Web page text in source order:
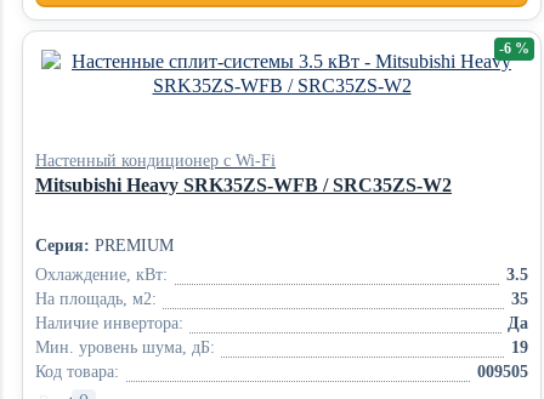
Настенный кондиционер с Wi-Fi
Mitsubishi Heavy SRK35ZS-WFB / SRC35ZS-W2
Серия: PREMIUM
Охлаждение, кВт:
3.5
На площадь, м2:
35
Наличие инвертора:
Да
Мин. уровень шума, дБ:
19
Код товара:
009505
-6 %